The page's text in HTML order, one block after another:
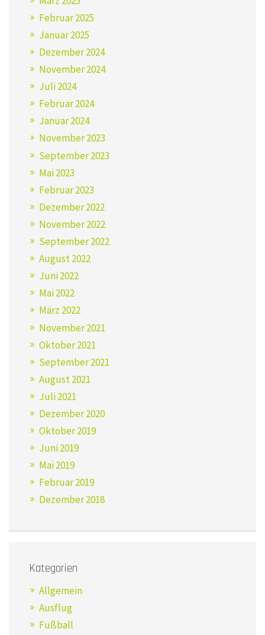
Februar 2025
Januar 2025
Dezember 2024
November 2024
Juli 2024
Februar 2024
Januar 2024
November 2023
September 2023
Mai 2023
Februar 2023
Dezember 2022
November 2022
September 2022
August 2022
Juni 2022
Mai 2022
März 2022
November 2021
Oktober 2021
September 2021
August 2021
Juli 2021
Dezember 2020
Oktober 2019
Juni 2019
Mai 2019
Februar 2019
Dezember 2018
Kategorien
Allgemein
Ausflug
Fußball